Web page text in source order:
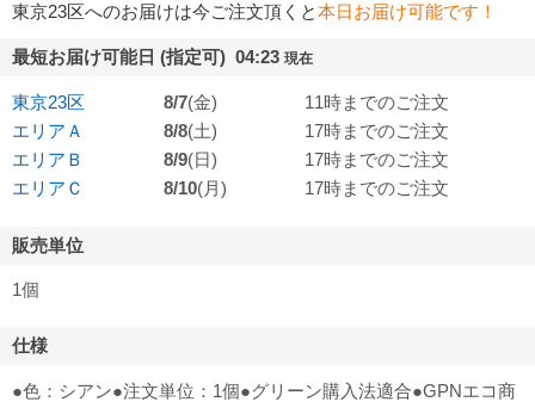
東京23区へのお届けは今ご注文頂くと本日お届け可能です！
最短お届け可能日 (指定可) 04:23 現在
東京23区 8/7(金)
11時までのご注文
エリアＡ
8/8(土)
17時までのご注文
エリアＢ
8/9(日)
17時までのご注文
エリアＣ
8/10(月) 17時までのご注文
販売単位
1個
仕様
●色：シアン●注文単位：1個●グリーン購入法適合●GPNエコ商